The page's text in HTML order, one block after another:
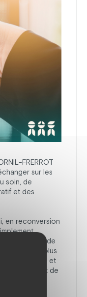
FRERROT
sur les
soin, de
et des
en reconversion
porteurs de
en savoir plus
de formation et
permettent de